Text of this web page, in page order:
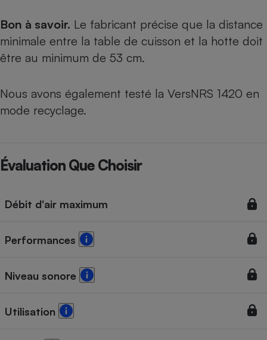
Bon à savoir. Le fabricant précise que la distance
minimale entre la table de cuisson et la hotte doit
être au minimum de 53 cm.
Nous avons également testé la VersNRS 1420 en
mode recyclage.
Évaluation Que Choisir
Débit d'air maximum
Performances
Niveau sonore
Utilisation